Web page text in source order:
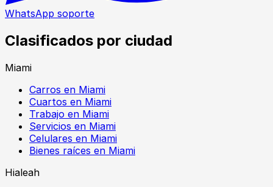
WhatsApp soporte
Clasificados por ciudad
Miami
Carros en Miami
Cuartos en Miami
Trabajo en Miami
Servicios en Miami
Celulares en Miami
Bienes raíces en Miami
Hialeah